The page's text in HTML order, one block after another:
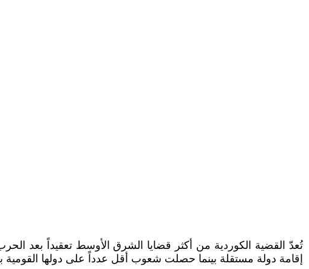
تُعدّ القضية الكوردية من أكثر قضايا الشرق الأوسط تعقيداً بعد
إقامة دولة مستقلة بينما حصلت شعوب أقل عدداً على دولها القومية